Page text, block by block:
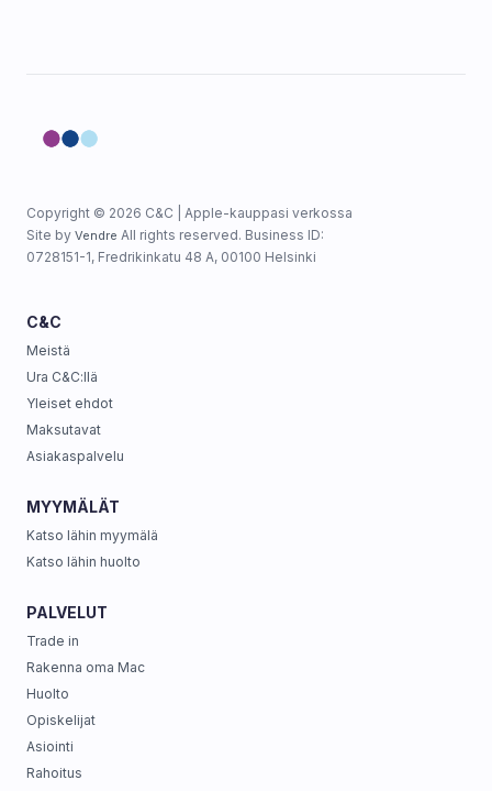
Copyright © 2026 C&C | Apple-kauppasi verkossa
Site by Vendre All rights reserved. Business ID:
0728151-1, Fredrikinkatu 48 A, 00100 Helsinki
C&C
Meistä
Ura C&C:llä
Yleiset ehdot
Maksutavat
Asiakaspalvelu
MYYMÄLÄT
Katso lähin myymälä
Katso lähin huolto
PALVELUT
Trade in
Rakenna oma Mac
Huolto
Opiskelijat
Asiointi
Rahoitus